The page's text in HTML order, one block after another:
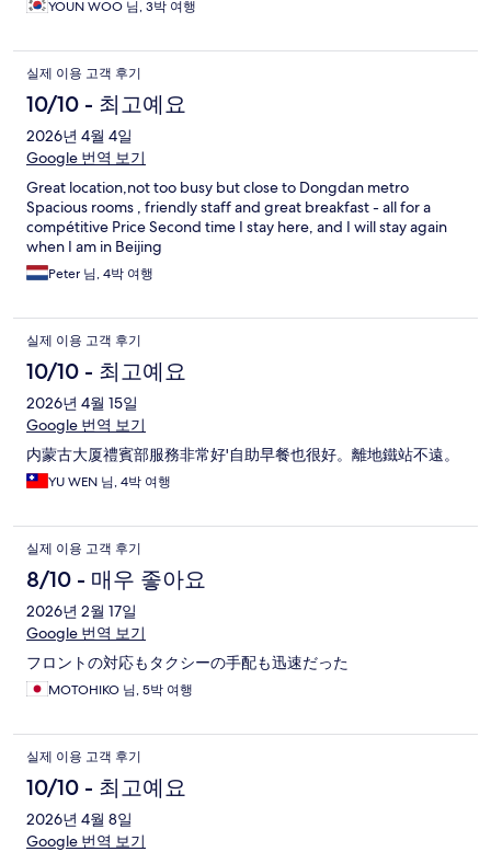
YOUN WOO 님, 3박 여행
실제 이용 고객 후기
10/10 - 최고예요
2026년 4월 4일
Google 번역 보기
Great location,not too busy but close to Dongdan metro
Spacious rooms , friendly staff and great breakfast - all for a
compétitive Price Second time I stay here, and I will stay again
when I am in Beijing
Peter 님, 4박 여행
실제 이용 고객 후기
10/10 - 최고예요
2026년 4월 15일
Google 번역 보기
内蒙古大厦禮賓部服務非常好'自助早餐也很好。離地鐵站不遠。
YU WEN 님, 4박 여행
실제 이용 고객 후기
8/10 - 매우 좋아요
2026년 2월 17일
Google 번역 보기
フロントの対応もタクシーの手配も迅速だった
MOTOHIKO 님, 5박 여행
실제 이용 고객 후기
10/10 - 최고예요
2026년 4월 8일
Google 번역 보기